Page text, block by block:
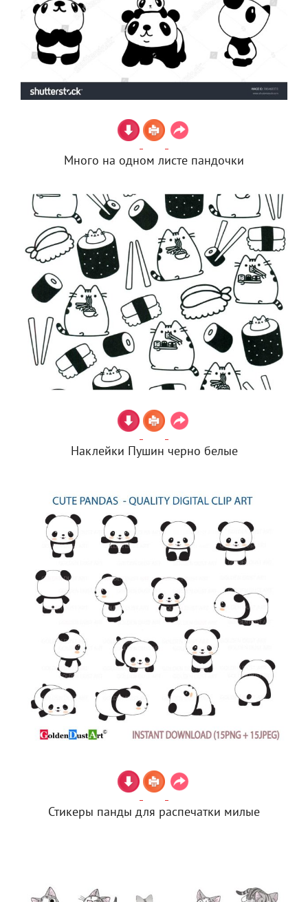
Много на одном листе пандочки
Наклейки Пушин черно белые
Стикеры панды для распечатки милые